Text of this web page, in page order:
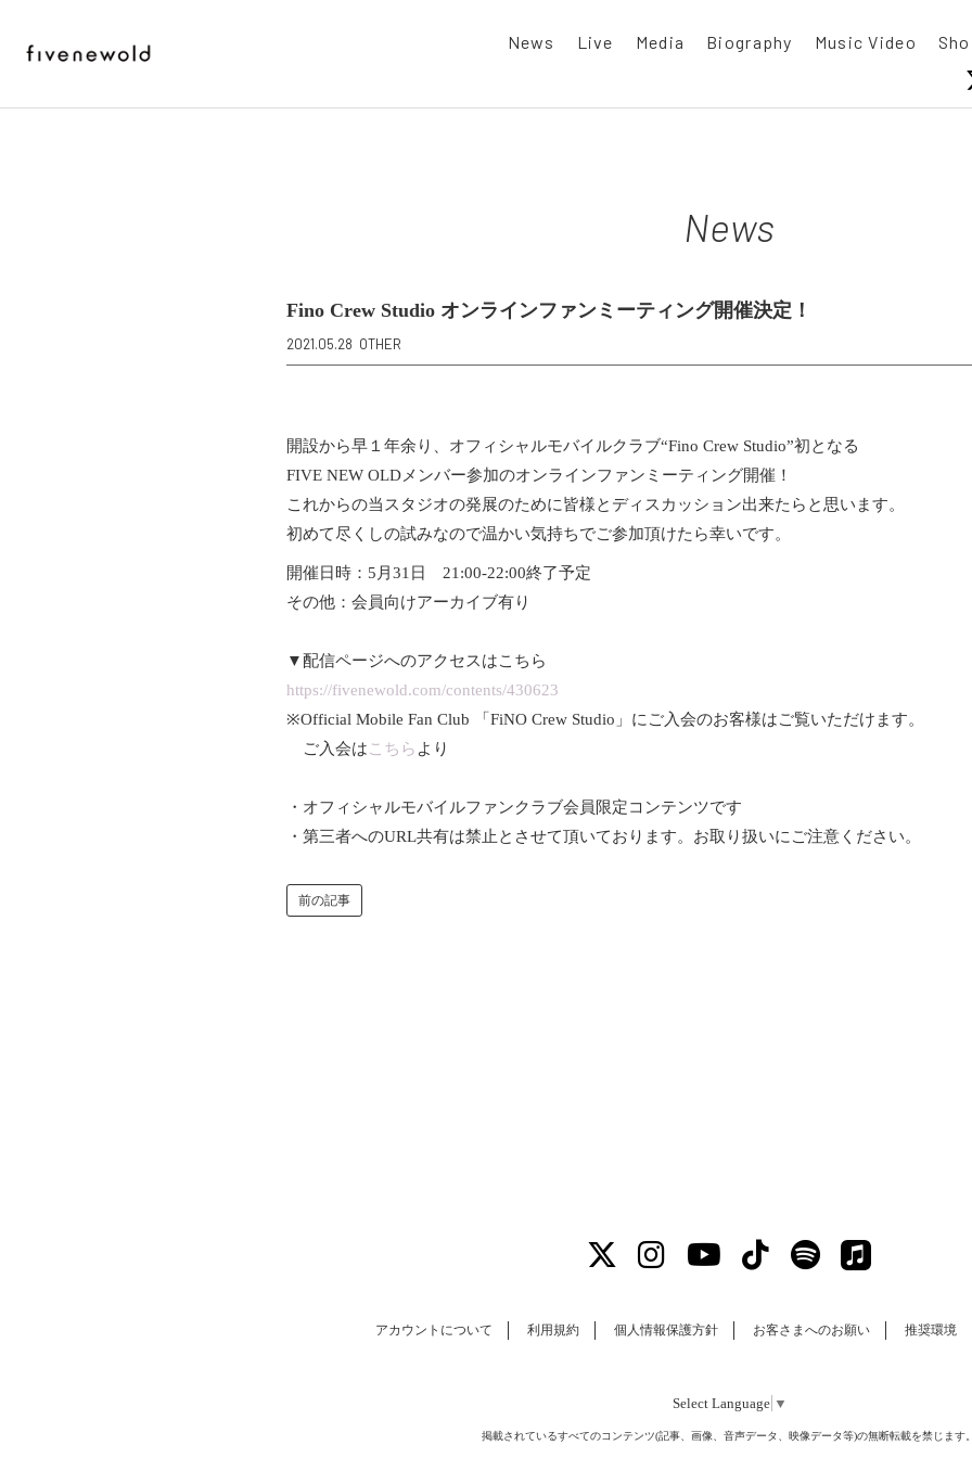
News Live Media Biography Music Video
News
Fino Crew Studio オンラインファンミーティング開催決定！
2021.05.28 OTHER
開設から早１年余り、オフィシャルモバイルクラブ“Fino Crew Studio”初となる
FIVE NEW OLDメンバー参加のオンラインファンミーティング開催！
これからの当スタジオの発展のために皆様とディスカッション出来たらと思います。
初めて尽くしの試みなので温かい気持ちでご参加頂けたら幸いです。
開催日時：5月31日 21:00-22:00終了予定
その他：会員向けアーカイブ有り
▼配信ページへのアクセスはこちら
https://fivenewold.com/contents/430623
※Official Mobile Fan Club 「FiNO Crew Studio」にご入会のお客様はご覧いただけます。
ご入会は こちら より
・オフィシャルモバイルファンクラブ会員限定コンテンツです
・第三者へのURL共有は禁止とさせて頂いております。お取り扱いにご注意ください。
前の記事
アカウントについて 利用規約 個人情報保護方針 お客さまへのお願い 推奨環境
Select Language ▼
掲載されているすべてのコンテンツ(記事、画像、音声データ、映像データ等)の無断転載を禁じます